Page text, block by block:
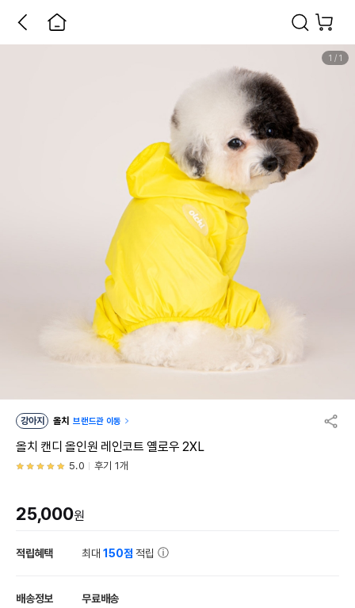
1 / 1
강아지 올치 브랜드관 이동
올치 캔디 올인원 레인코트 옐로우 2XL
5.0 후기 1개
25,000원
적립혜택 최대150점 적립
배송정보 무료배송